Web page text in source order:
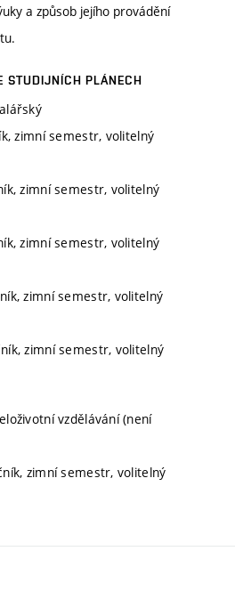
a způsob jejího provádění
STUDIJNÍCH PLÁNECH
zimní semestr, volitelný
zimní semestr, volitelný
zimní semestr, volitelný
zimní semestr, volitelný
zimní semestr, volitelný
vzdělávání (není
zimní semestr, volitelný